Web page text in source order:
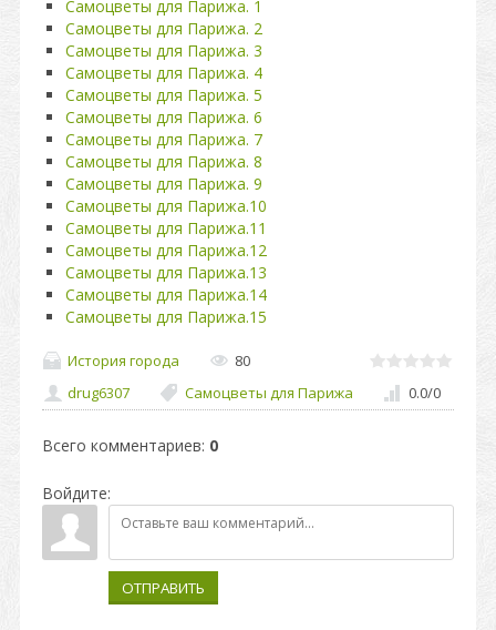
Самоцветы для Парижа. 1
Самоцветы для Парижа. 2
Самоцветы для Парижа. 3
Самоцветы для Парижа. 4
Самоцветы для Парижа. 5
Самоцветы для Парижа. 6
Самоцветы для Парижа. 7
Самоцветы для Парижа. 8
Самоцветы для Парижа. 9
Самоцветы для Парижа.10
Самоцветы для Парижа.11
Самоцветы для Парижа.12
Самоцветы для Парижа.13
Самоцветы для Парижа.14
Самоцветы для Парижа.15
История города
80
drug6307
Самоцветы для Парижа 0.0/0
Всего комментариев: 0
Войдите:
ОТПРАВИТЬ